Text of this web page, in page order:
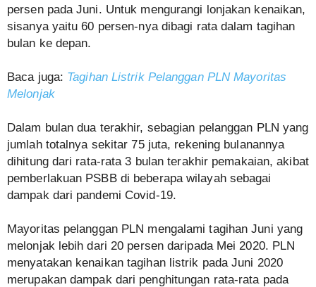
persen pada Juni. Untuk mengurangi lonjakan kenaikan,
sisanya yaitu 60 persen-nya dibagi rata dalam tagihan
bulan ke depan.
Baca juga: Tagihan Listrik Pelanggan PLN Mayoritas
Melonjak
Dalam bulan dua terakhir, sebagian pelanggan PLN yang
jumlah totalnya sekitar 75 juta, rekening bulanannya
dihitung dari rata-rata 3 bulan terakhir pemakaian, akibat
pemberlakuan PSBB di beberapa wilayah sebagai
dampak dari pandemi Covid-19.
Mayoritas pelanggan PLN mengalami tagihan Juni yang
melonjak lebih dari 20 persen daripada Mei 2020. PLN
menyatakan kenaikan tagihan listrik pada Juni 2020
merupakan dampak dari penghitungan rata-rata pada